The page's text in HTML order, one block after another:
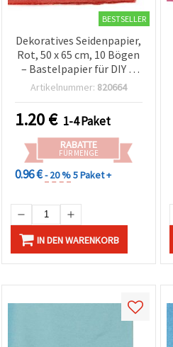
BESTSELLER
Dekoratives Seidenpapier,
Rot, 50 x 65 cm, 10 Bögen
– Bastelpapier für DIY &
Geschenkverpackung
Artikelnummer: 820664
1.20€ 1-4 Paket
RABATTE
FÜR MENGE
0.96 €- 20 %5 Paket +
IN DEN WARENKORB